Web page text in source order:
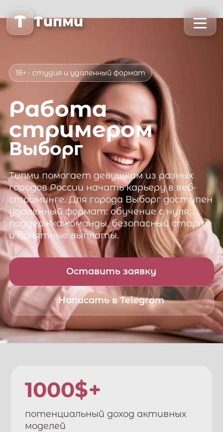
T Типми
18+ · студия и удаленный формат
Работа
стримером
Выборг
Типмипомогает девушкам из разных
городов России начать карьеру в веб-
стриминге. Для города Выборгдоступен
удаленный формат: обучение с нуля,
поддержка команды, безопасный старт
и понятные выплаты.
Оставить заявку
Написать в Telegram
1000$+
потенциальный доход активных
моделей